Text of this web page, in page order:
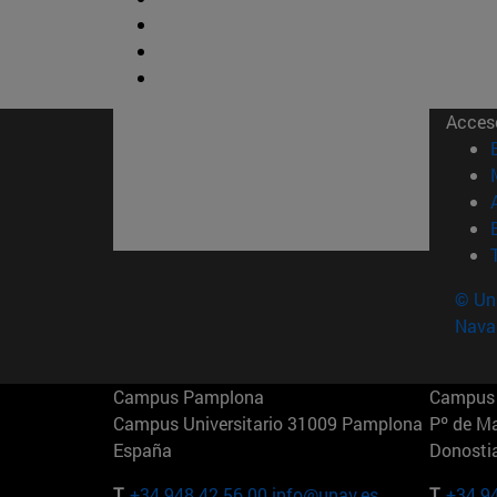
©
Campus Pamplona
Campus Universitario 31009 Pamplona
España
Pº de